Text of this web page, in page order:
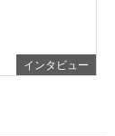
インタビュー